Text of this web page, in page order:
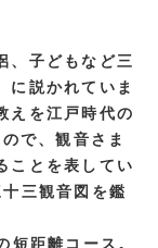
、子どもなど三
に説かれていま
えを江戸時代の
で、観音さま
ことを表してい
三観音図を鑑
短距離コース。